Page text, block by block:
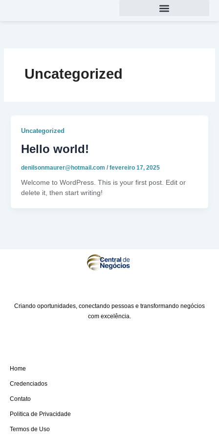
Uncategorized
Uncategorized
Hello world!
denilsonmaurer@hotmail.com /fevereiro 17, 2025
Welcome to WordPress. This is your first post. Edit or
delete it, then start writing!
Criando oportunidades, conectando pessoas e transformando negócios
com excelência.
Home
Credenciados
Contato
Politica de Privacidade
Termos de Uso